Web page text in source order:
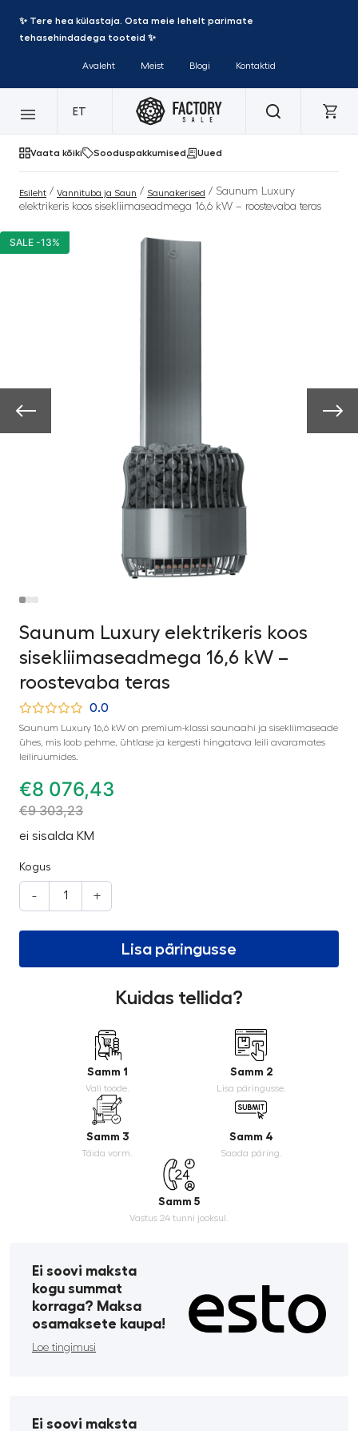
✨ Tere hea külastaja. Osta meie lehelt parimate
tehasehindadega tooteid ✨
Avaleht Meist Blogi Kontaktid
ET
Vaata kõiki Sooduspakkumised Uued
Esileht / Vannituba ja Saun / Saunakerised / Saunum Luxury
elektrikeris koos sisekliimaseadmega 16,6 kW – roostevaba teras
SALE -13%
Saunum Luxury elektrikeris koos
sisekliimaseadmega 16,6 kW –
roostevaba teras
0.0
Saunum Luxury 16,6 kW on premium-klassi saunaahi ja sisekliimaseade
ühes, mis loob pehme, ühtlase ja kergesti hingatava leili avaramates
leiliruumides.
€8 076,43
€9 303,23
ei sisalda KM
Kogus
- +
Lisa päringusse
Kuidas tellida?
Samm 1
Vali toode.
Samm 2
Lisa päringusse.
Samm 3
Täida vorm.
Samm 4
Saada päring.
Samm 5
Vastus 24 tunni jooksul.
Ei soovi maksta
kogu summat
korraga? Maksa
osamaksete kaupa!
Loe tingimusi
Ei soovi maksta